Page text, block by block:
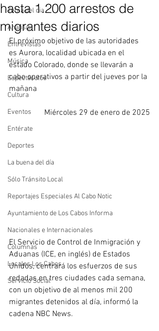
Tema del dia
Analisis
Entrevistas
Música
Espectáculos
Cultura
Eventos
Entérate
Deportes
La buena del día
Sólo Tránsito Local
Reportajes Especiales Al Cabo Notic
Ayuntamiento de Los Cabos Informa
Nacionales e Internacionales
Columnas
Locales Los Cabos
Servicio Social
hasta 1.200 arrestos de
migrantes diarios
El próximo objetivo de las autoridades
es Aurora, localidad ubicada en el
estado Colorado, donde se llevarán a
cabo operativos a partir del jueves por la
mañana
Miércoles 29 de enero de 2025
El Servicio de Control de Inmigración y
Aduanas (ICE, en inglés) de Estados
Unidos, centrará los esfuerzos de sus
redadas en tres ciudades cada semana,
con un objetivo de al menos mil 200
migrantes detenidos al día, informó la
cadena NBC News.